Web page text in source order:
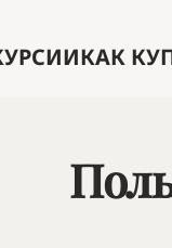
КАК